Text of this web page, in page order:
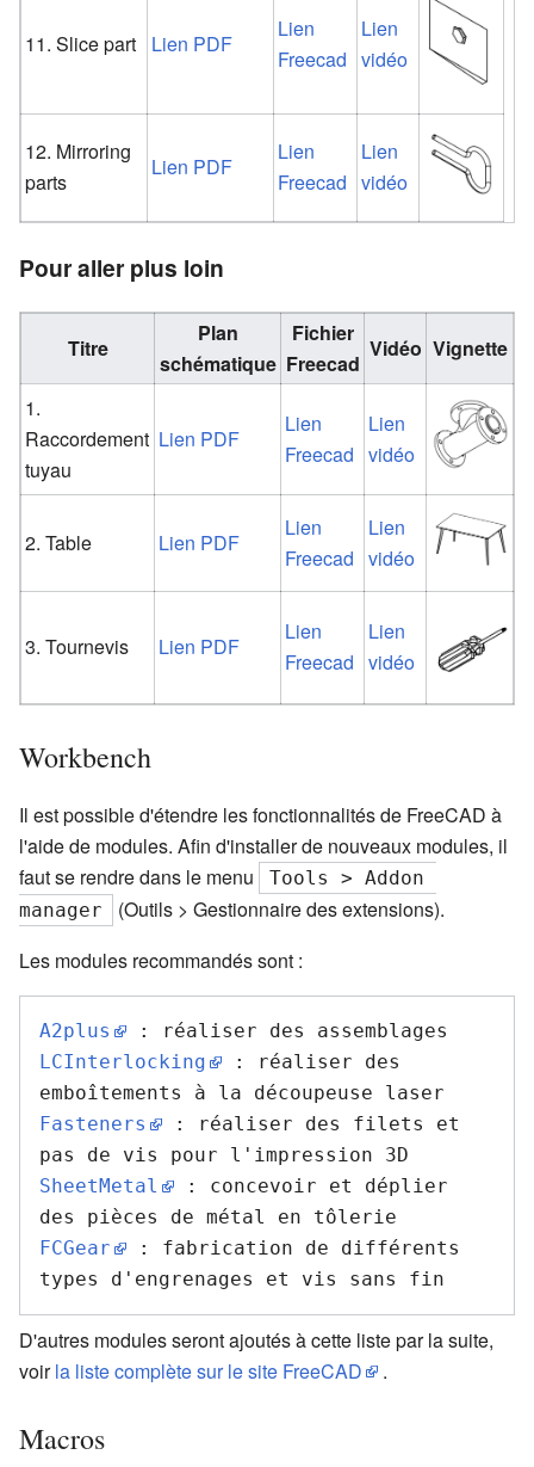
11. Slice part Lien PDF
Lien
Freecad
Lien
vidéo
12. Mirroring
parts
Lien PDF
Lien
Freecad
Lien
vidéo
Pour aller plus loin
Titre
Plan
schématique
Fichier
Freecad
Vidéo Vignette
1.
Raccordement
tuyau
Lien PDF
Lien
Freecad
Lien
vidéo
2. Table Lien PDF
Lien
Freecad
Lien
vidéo
3. Tournevis Lien PDF
Lien
Freecad
Lien
vidéo
Workbench
Il est possible d'étendre les fonctionnalités de FreeCAD à
l'aide de modules. Afin d'installer de nouveaux modules, il
faut se rendre dans le menu
Tools > Addon
manager
(Outils > Gestionnaire des extensions).
Les modules recommandés sont :
A2plus
LCInterlocking
: réaliser des
Fasteners
: réaliser des filets et
SheetMetal
: concevoir et déplier
FCGear
: fabrication de différents
D'autres modules seront ajoutés à cette liste par la suite,
voirla liste complète sur le site FreeCAD .
Macros